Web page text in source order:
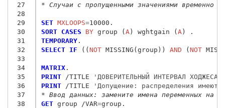
27
28
29
30
31
32
33
34
35
36
37
38
* Случаи с пропущенными значениями временно
SET MXLOOPS=
SORT CASES BY group (A ) wghtgain (A
TEMPORARY
SELECT IF ((NOT MISSING(group)) AND (NOT
MATRIX
PRINT /TITLE 'ДОВЕРИТЕЛЬНЫЙ ИНТЕРВАЛ
PRINT /TITLE 'Допущение: распределения имеют
* Ввод данных: замените имена переменных на
GET group /VAR=